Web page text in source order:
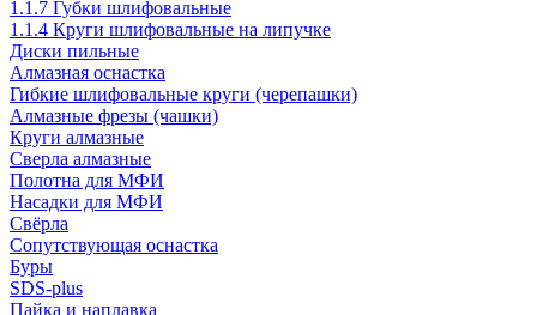
1.1.7 Губки шлифовальные
1.1.4 Круги шлифовальные на липучке
Диски пильные
Алмазная оснастка
Гибкие шлифовальные круги (черепашки)
Алмазные фрезы (чашки)
Круги алмазные
Сверла алмазные
Полотна для МФИ
Насадки для МФИ
Свёрла
Сопутствующая оснастка
Буры
SDS-plus
Пайка и наплавка